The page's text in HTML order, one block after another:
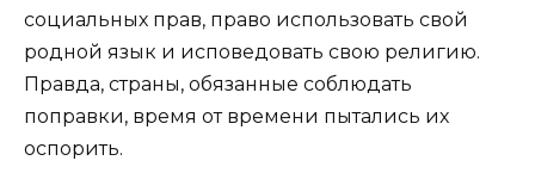
социальных прав, право использовать свой
родной язык и исповедовать свою религию.
Правда, страны, обязанные соблюдать
поправки, время от времени пытались их
оспорить.